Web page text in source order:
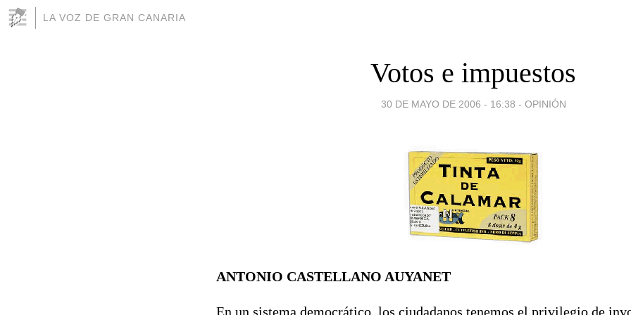
LA VOZ DE GRAN CANARIA
Votos e impuestos
30 DE MAYO DE 2006 - 16:38 - OPINIÓN
ANTONIO CASTELLANO AUYANET
En un sistema democrático, los ciudadanos tenemos el privilegio de